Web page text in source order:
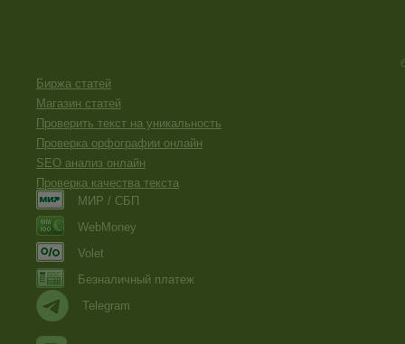
Биржа статей
Магазин статей
Проверить текст на уникальность
Проверка орфографии онлайн
SEO анализ онлайн
Проверка качества текста
МИР / СБП
WebMoney
Volet
Безналичный платеж
Telegram